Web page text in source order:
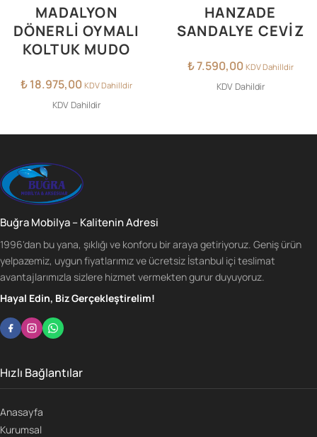
MADALYON
DÖNERLI OYMALI
KOLTUK MUDO
₺18.975,00 KDV Dahilldir
KDV Dahildir
HANZADE
SANDALYE CEVIZ
₺7.590,00 KDV Dahilldir
KDV Dahildir
Buğra Mobilya – Kalitenin Adresi
1996'dan bu yana, şıklığı ve konforu bir araya getiriyoruz. Geniş ürün
yelpazemiz, uygun fiyatlarımız ve ücretsiz İstanbul içi teslimat
avantajlarımızla sizlere hizmet vermekten gurur duyuyoruz.
Hayal Edin, Biz Gerçekleştirelim!
Hızlı Bağlantılar
Anasayfa
Kurumsal